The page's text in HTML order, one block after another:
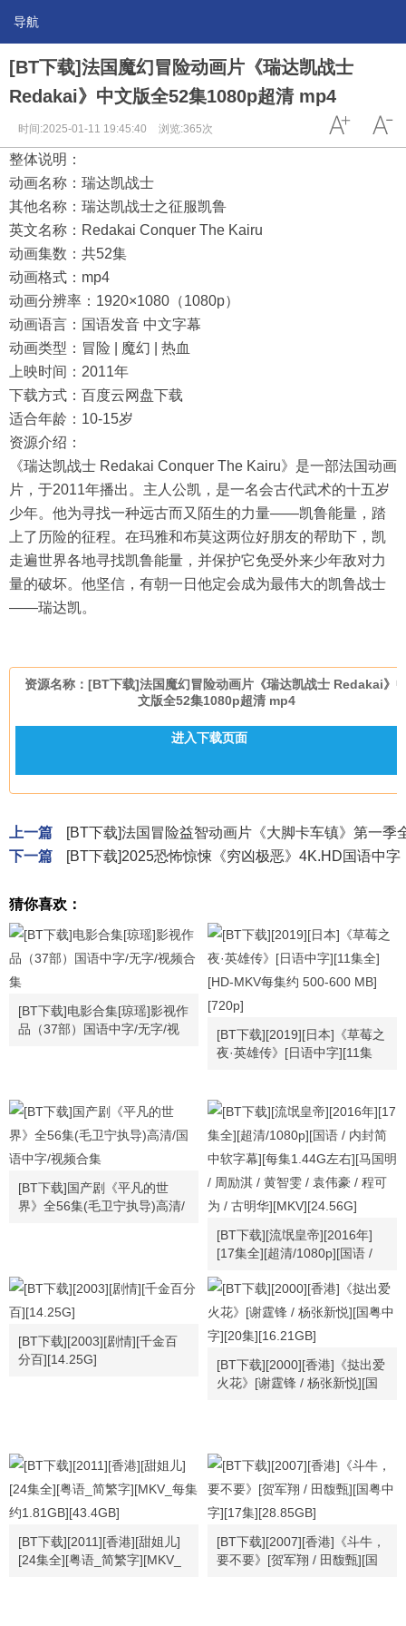
导航
[BT下载]法国魔幻冒险动画片《瑞达凯战士
Redakai》中文版全52集1080p超清 mp4
时间:2025-01-11 19:45:40 浏览:365次
整体说明：
动画名称：瑞达凯战士
其他名称：瑞达凯战士之征服凯鲁
英文名称：Redakai Conquer The Kairu
动画集数：共52集
动画格式：mp4
动画分辨率：1920×1080（1080p）
动画语言：国语发音 中文字幕
动画类型：冒险 | 魔幻 | 热血
上映时间：2011年
下载方式：百度云网盘下载
适合年龄：10-15岁
资源介绍：
《瑞达凯战士 Redakai Conquer The Kairu》是一部法国动画
片，于2011年播出。主人公凯，是一名会古代武术的十五岁
少年。他为寻找一种远古而又陌生的力量——凯鲁能量，踏
上了历险的征程。在玛雅和布莫这两位好朋友的帮助下，凯
走遍世界各地寻找凯鲁能量，并保护它免受外来少年敌对力
量的破坏。他坚信，有朝一日他定会成为最伟大的凯鲁战士
——瑞达凯。
资源名称：[BT下载]法国魔幻冒险动画片《瑞达凯战士 Redakai》
文版全52集1080p超清 mp4
进入下载页面
上一篇
[BT下载]法国冒险益智动画片《大脚卡车镇》第一季
下一篇
[BT下载]2025恐怖惊悚《穷凶极恶》4K.HD国语中字
猜你喜欢：
[BT下载]电影合集[琼瑶]影视作
品（37部）国语中字/无字/视
[BT下载][2019][日本]《草莓之
夜·英雄传》[日语中字][11集
[BT下载]国产剧《平凡的世
界》全56集(毛卫宁执导)高清/
[BT下载][流氓皇帝][2016年]
[17集全][超清/1080p][国语 /
右][马国明 / 周励淇 / 黄智雯 /
袁伟豪 / 程可为 / 古明华]
[BT下载][2003][剧情][千金百
分百][14.25G]
[BT下载][2000][香港]《挞出爱
火花》[谢霆锋 / 杨张新悦][国
[BT下载][2011][香港][甜姐儿]
[24集全][粤语_简繁字][MKV_
[BT下载][2007][香港]《斗牛，
要不要》[贺军翔 / 田馥甄][国